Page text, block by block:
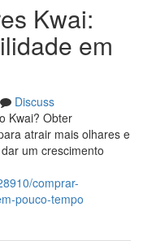
Kwai:
em
Discuss
Kwai? Obter
atrair mais olhares e
um crescimento
comprar-
pouco-tempo